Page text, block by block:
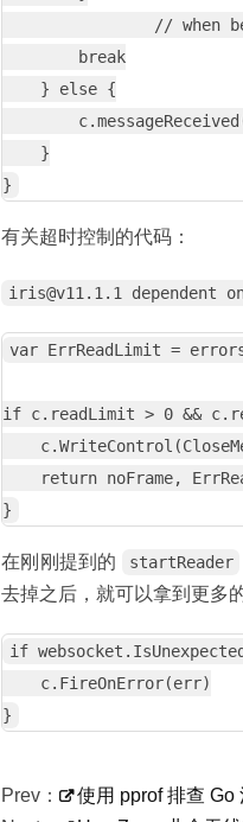
// when
        break
    } else {
    }
有关超时控制的代码：
iris@v11.1.1 dependent
var ErrReadLimit =
if c.readLimit > 0 &&
return noFrame,
在刚刚提到的 startReader
去掉之后，就可以拿到更多
if
    c.FireOnError(err)
Prev：
使用 pprof 排查 Go